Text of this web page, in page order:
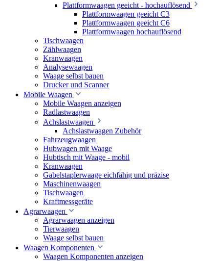
Plattformwaagen geeicht - hochauflösend
Plattformwaagen geeicht C3
Plattformwaagen geeicht C6
Plattformwaagen hochauflösend
Tischwaagen
Zählwaagen
Kranwaagen
Analysewaagen
Waage selbst bauen
Drucker und Scanner
Mobile Waagen
Mobile Waagen anzeigen
Radlastwaagen
Achslastwaagen
Achslastwaagen Zubehör
Fahrzeugwaagen
Hubwagen mit Waage
Hubtisch mit Waage - mobil
Kranwaagen
Gabelstaplerwaage eichfähig und präzise
Maschinenwaagen
Tischwaagen
Kraftmessgeräte
Agrarwaagen
Agrarwaagen anzeigen
Tierwaagen
Waage selbst bauen
Waagen Komponenten
Waagen Komponenten anzeigen